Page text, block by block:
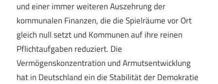
und einer immer weiteren Auszehrung der
kommunalen Finanzen, die die Spielräume vor Ort
gleich null setzt und Kommunen auf ihre reinen
Pflichtaufgaben reduziert. Die
Vermögenskonzentration und Armutsentwicklung
hat in Deutschland ein die Stabilität der Demokratie